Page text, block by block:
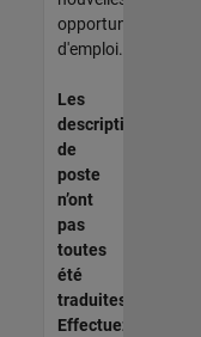
opportunités
d'emploi.
Les
descriptions
de
poste
n’ont
pas
toutes
été
traduites.
Effectuez